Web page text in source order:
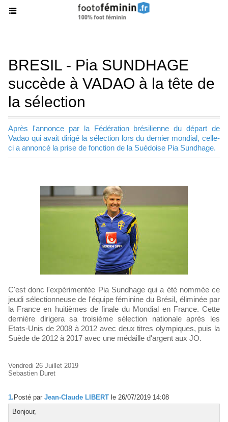
BRESIL - Pia SUNDHAGE
succède à VADAO à la tête de
la sélection
Après l'annonce par la Fédération brésilienne du départ de
Vadao qui avait dirigé la sélection lors du dernier mondial, celle-
ci a annoncé la prise de fonction de la Suédoise Pia Sundhage.
C'est donc l'expérimentée Pia Sundhage qui a été nommée ce
jeudi sélectionneuse de l'équipe féminine du Brésil, éliminée par
la France en huitièmes de finale du Mondial en France. Cette
dernière dirigera sa troisième sélection nationale après les
Etats-Unis de 2008 à 2012 avec deux titres olympiques, puis la
Suède de 2012 à 2017 avec une médaille d'argent aux JO.
Vendredi 26 Juillet 2019
Sebastien Duret
1. Posté par Jean-Claude LIBERT le 26/07/2019 14:08
Bonjour,